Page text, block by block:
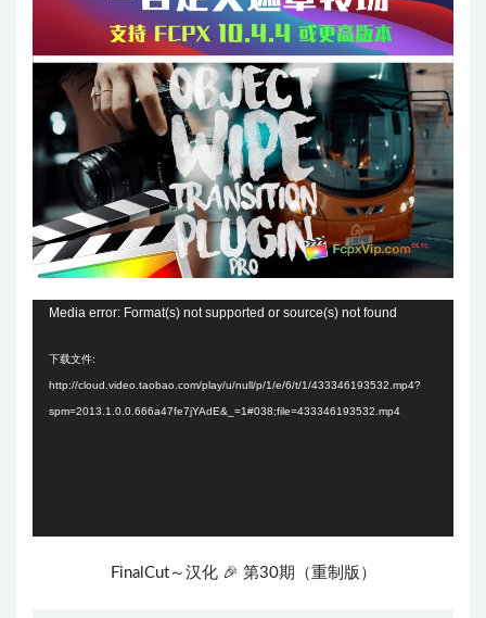
Media error: Format(s) not supported or source(s) not found
下载文件:
http://cloud.video.taobao.com/play/u/null/p/1/e/6/t/1/433346193532.mp4?
spm=2013.1.0.0.666a47fe7jYAdE&_=1#038;file=433346193532.mp4
FinalCut～汉化 🎉 第30期（重制版）